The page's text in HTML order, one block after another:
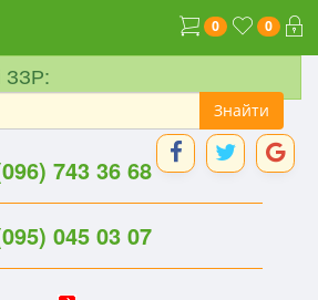
0
0
ЗЗР:
743 36 68
045 03 07